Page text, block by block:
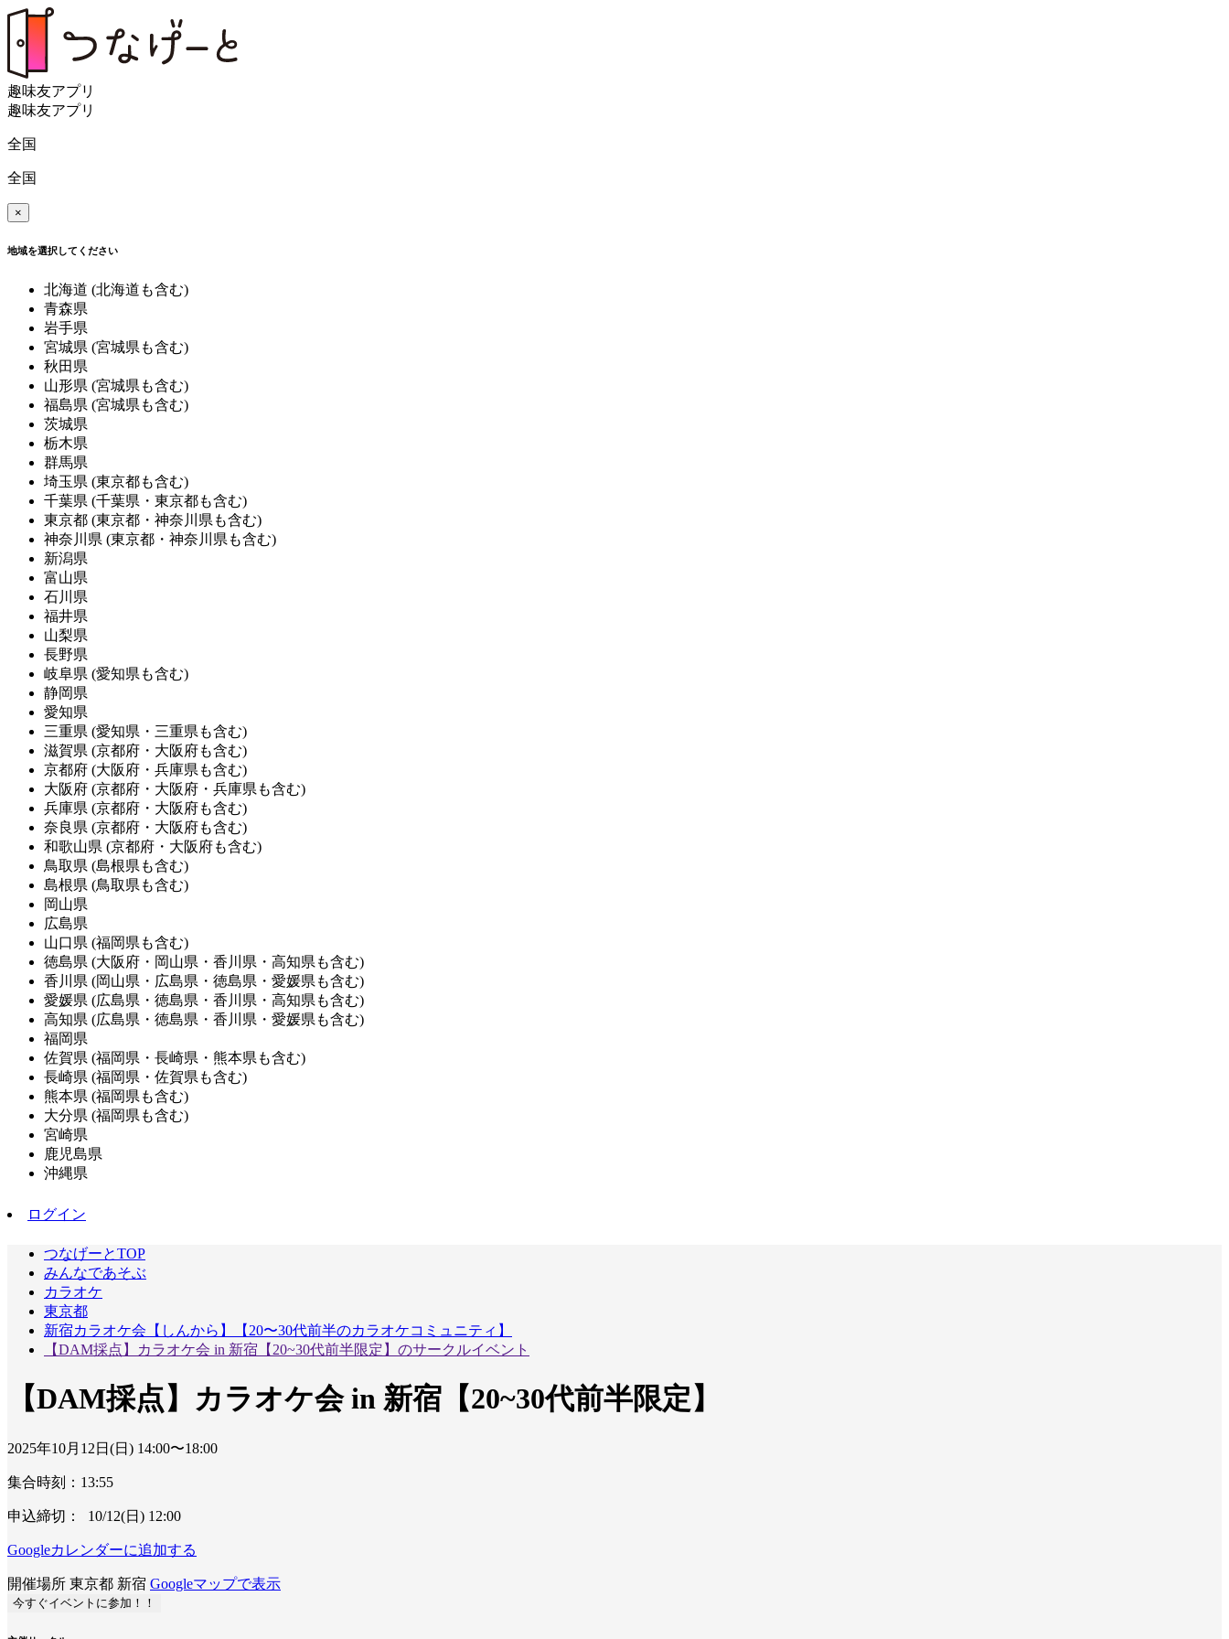
趣味友アプリ
趣味友アプリ
全国
全国
×
地域を選択してください
北海道 (北海道も含む)
青森県
岩手県
宮城県 (宮城県も含む)
秋田県
山形県 (宮城県も含む)
福島県 (宮城県も含む)
茨城県
栃木県
群馬県
埼玉県 (東京都も含む)
千葉県 (千葉県・東京都も含む)
東京都 (東京都・神奈川県も含む)
神奈川県 (東京都・神奈川県も含む)
新潟県
富山県
石川県
福井県
山梨県
長野県
岐阜県 (愛知県も含む)
静岡県
愛知県
三重県 (愛知県・三重県も含む)
滋賀県 (京都府・大阪府も含む)
京都府 (大阪府・兵庫県も含む)
大阪府 (京都府・大阪府・兵庫県も含む)
兵庫県 (京都府・大阪府も含む)
奈良県 (京都府・大阪府も含む)
和歌山県 (京都府・大阪府も含む)
鳥取県 (島根県も含む)
島根県 (鳥取県も含む)
岡山県
広島県
山口県 (福岡県も含む)
徳島県 (大阪府・岡山県・香川県・高知県も含む)
香川県 (岡山県・広島県・徳島県・愛媛県も含む)
愛媛県 (広島県・徳島県・香川県・高知県も含む)
高知県 (広島県・徳島県・香川県・愛媛県も含む)
福岡県
佐賀県 (福岡県・長崎県・熊本県も含む)
長崎県 (福岡県・佐賀県も含む)
熊本県 (福岡県も含む)
大分県 (福岡県も含む)
宮崎県
鹿児島県
沖縄県
ログイン
つなげーとTOP
みんなであそぶ
カラオケ
東京都
新宿カラオケ会【しんから】【20〜30代前半のカラオケコミュニティ】
【DAM採点】カラオケ会 in 新宿【20~30代前半限定】のサークルイベント
【DAM採点】カラオケ会 in 新宿【20~30代前半限定】
2025年10月12日(日) 14:00〜18:00
集合時刻：13:55
申込締切： 10/12(日) 12:00
Googleカレンダーに追加する
開催場所 東京都 新宿 Googleマップで表示
今すぐイベントに参加！！